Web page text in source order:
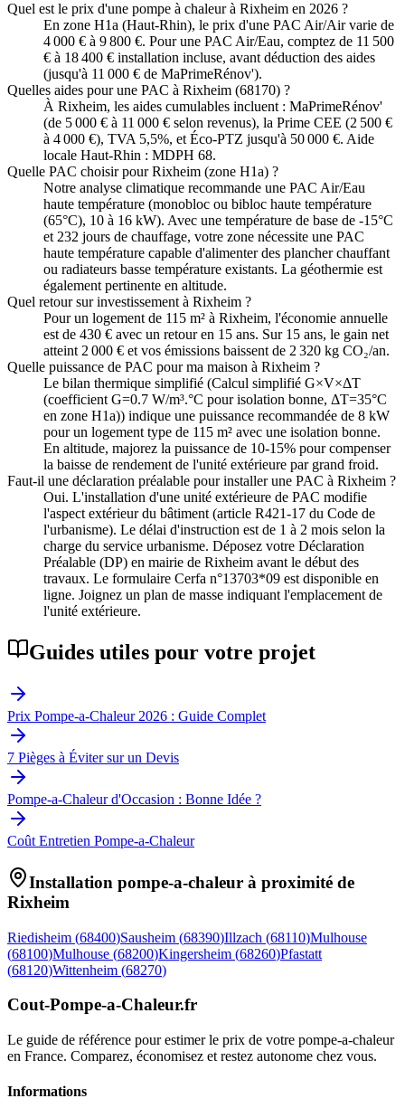
Quel est le prix d'une pompe à chaleur à Rixheim en 2026 ?
En zone H1a (Haut-Rhin), le prix d'une PAC Air/Air varie de
4 000 € à 9 800 €. Pour une PAC Air/Eau, comptez de 11 500
€ à 18 400 € installation incluse, avant déduction des aides
(jusqu'à 11 000 € de MaPrimeRénov').
Quelles aides pour une PAC à Rixheim (68170) ?
À Rixheim, les aides cumulables incluent : MaPrimeRénov'
(de 5 000 € à 11 000 € selon revenus), la Prime CEE (2 500 €
à 4 000 €), TVA 5,5%, et Éco-PTZ jusqu'à 50 000 €. Aide
locale Haut-Rhin : MDPH 68.
Quelle PAC choisir pour Rixheim (zone H1a) ?
Notre analyse climatique recommande une PAC Air/Eau
haute température (monobloc ou bibloc haute température
(65°C), 10 à 16 kW). Avec une température de base de -15°C
et 232 jours de chauffage, votre zone nécessite une PAC
haute température capable d'alimenter des plancher chauffant
ou radiateurs basse température existants. La géothermie est
également pertinente en altitude.
Quel retour sur investissement à Rixheim ?
Pour un logement de 115 m² à Rixheim, l'économie annuelle
est de 430 € avec un retour en 15 ans. Sur 15 ans, le gain net
atteint 2 000 € et vos émissions baissent de 2 320 kg CO₂/an.
Quelle puissance de PAC pour ma maison à Rixheim ?
Le bilan thermique simplifié (Calcul simplifié G×V×ΔT
(coefficient G=0.7 W/m³.°C pour isolation bonne, ΔT=35°C
en zone H1a)) indique une puissance recommandée de 8 kW
pour un logement type de 115 m² avec une isolation bonne.
En altitude, majorez la puissance de 10-15% pour compenser
la baisse de rendement de l'unité extérieure par grand froid.
Faut-il une déclaration préalable pour installer une PAC à Rixheim ?
Oui. L'installation d'une unité extérieure de PAC modifie
l'aspect extérieur du bâtiment (article R421-17 du Code de
l'urbanisme). Le délai d'instruction est de 1 à 2 mois selon la
charge du service urbanisme. Déposez votre Déclaration
Préalable (DP) en mairie de Rixheim avant le début des
travaux. Le formulaire Cerfa n°13703*09 est disponible en
ligne. Joignez un plan de masse indiquant l'emplacement de
l'unité extérieure.
Guides utiles pour votre projet
Prix Pompe-a-Chaleur 2026 : Guide Complet
7 Pièges à Éviter sur un Devis
Pompe-a-Chaleur d'Occasion : Bonne Idée ?
Coût Entretien Pompe-a-Chaleur
Installation pompe-a-chaleur à proximité de
Rixheim
Riedisheim (68400)Sausheim (68390)Illzach (68110)Mulhouse
(68100)Mulhouse (68200)Kingersheim (68260)Pfastatt
(68120)Wittenheim (68270)
Cout-Pompe-a-Chaleur.fr
Le guide de référence pour estimer le prix de votre pompe-a-chaleur
en France. Comparez, économisez et restez autonome chez vous.
Informations